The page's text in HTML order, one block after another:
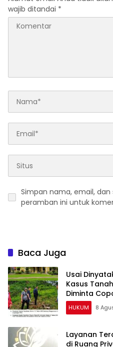
wajib ditandai *
Simpan nama, email,
peramban ini untuk
Baca Juga
Usai
Kasus
Diminta
HUKUM 8
Layanan
di Ruang